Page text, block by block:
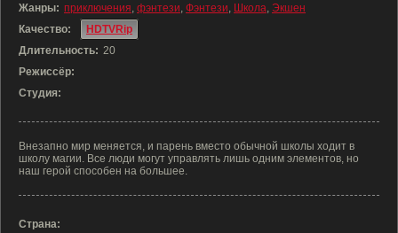
Жанры: приключения, фэнтези, Фэнтези, Школа, Экшен
Качество:
HDTVRip
Длительность: 20
Режиссёр:
Студия:
Внезапно мир меняется, и парень вместо обычной школы ходит в
школу магии. Все люди могут управлять лишь одним элементов, но
наш герой способен на большее.
Страна: